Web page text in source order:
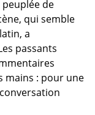
de
qui semble
a
passants
mains : pour une